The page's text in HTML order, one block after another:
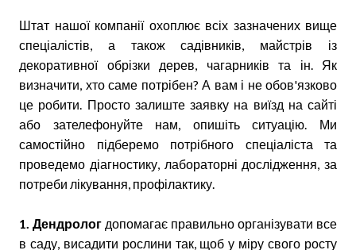
Штат нашої компанії охоплює всіх зазначених вище
спеціалістів, а також садівників, майстрів із
декоративної обрізки дерев, чагарників та ін. Як
визначити, хто саме потрібен? А вам і не обов'язково
це робити. Просто залиште заявку на виїзд на сайті
або зателефонуйте нам, опишіть ситуацію. Ми
самостійно підберемо потрібного спеціаліста та
проведемо діагностику, лабораторні дослідження, за
потреби лікування, профілактику.
1. Дендролог допомагає правильно організувати все
в саду, висадити рослини так, щоб у міру свого росту